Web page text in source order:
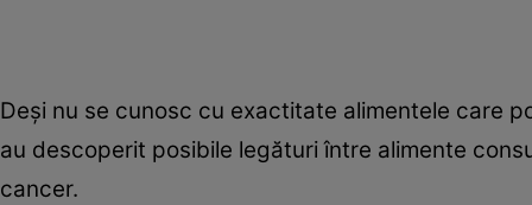
Deşi nu se cunosc cu exactitate alimentele care
au descoperit posibile legături între alimente
cancer.